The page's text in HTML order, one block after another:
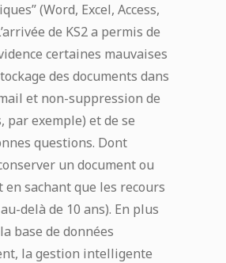
(Word, Excel, Access,
de KS2 a permis de
certaines mauvaises
des documents dans
et non-suppression de
par exemple) et de se
questions. Dont
un document ou
sachant que les recours
delà de 10 ans). En plus
base de données
la gestion intelligente